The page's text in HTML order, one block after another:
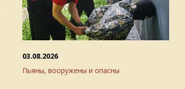
Пьяны, вооружены и опасны
03.08.2026